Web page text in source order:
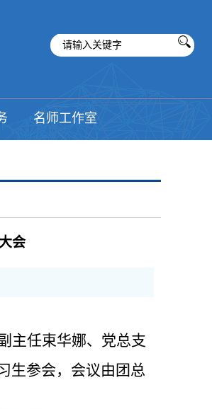
名师工作室
会
主任束华娜、党总支
生参会，会议由团总